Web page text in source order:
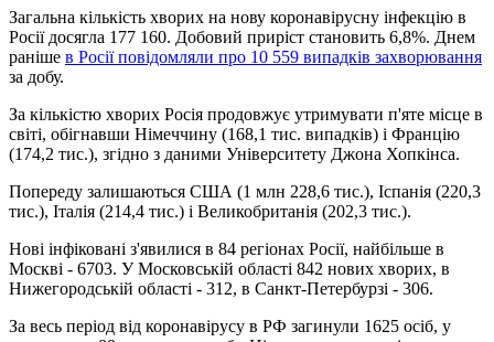
Загальна кількість хворих на нову коронавірусну інфекцію в
Росії досягла 177 160. Добовий приріст становить 6,8%. Днем
раніше в Росії повідомляли про 10 559 випадків захворювання
за добу.
За кількістю хворих Росія продовжує утримувати п'яте місце в
світі, обігнавши Німеччину (168,1 тис. випадків) і Францію
(174,2 тис.), згідно з даними Університету Джона Хопкінса.
Попереду залишаються США (1 млн 228,6 тис.), Іспанія (220,3
тис.), Італія (214,4 тис.) і Великобританія (202,3 тис.).
Нові інфіковані з'явилися в 84 регіонах Росії, найбільше в
Москві - 6703. У Московській області 842 нових хворих, в
Нижегородській області - 312, в Санкт-Петербурзі - 306.
За весь період від коронавірусу в РФ загинули 1625 осіб, у